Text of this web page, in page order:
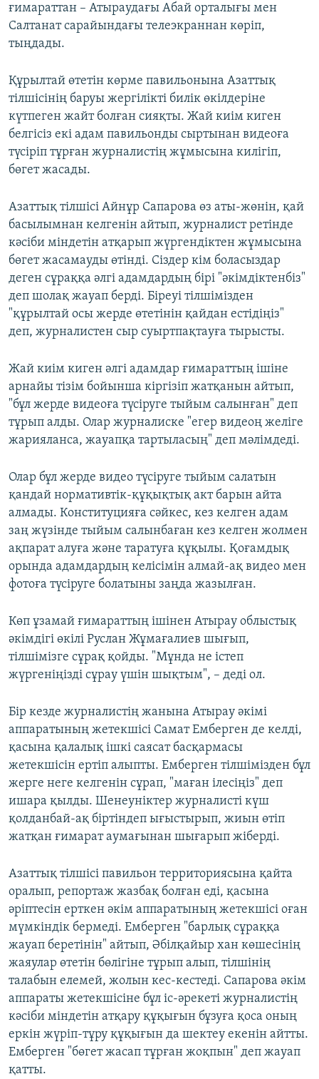
ғимараттан – Атыраудағы Абай орталығы мен
Салтанат сарайындағы телеэкраннан көріп,
тыңдады.
Құрылтай өтетін көрме павильонына Азаттық
тілшісінің баруы жергілікті билік өкілдеріне
күтпеген жайт болған сияқты. Жай киім киген
белгісіз екі адам павильонды сыртынан видеоға
түсіріп тұрған журналистің жұмысына килігіп,
бөгет жасады.
Азаттық тілшісі Айнұр Сапарова өз аты-жөнін, қай
басылымнан келгенін айтып, журналист ретінде
кәсіби міндетін атқарып жүргендіктен жұмысына
бөгет жасамауды өтінді. Сіздер кім боласыздар
деген сұраққа әлгі адамдардың бірі "әкімдіктенбіз"
деп шолақ жауап берді. Біреуі тілшімізден
"құрылтай осы жерде өтетінін қайдан естідіңіз"
деп, журналистен сыр суыртпақтауға тырысты.
Жай киім киген әлгі адамдар ғимараттың ішіне
арнайы тізім бойынша кіргізіп жатқанын айтып,
"бұл жерде видеоға түсіруге тыйым салынған" деп
тұрып алды. Олар журналиске "егер видеоң желіге
жарияланса, жауапқа тартыласың" деп мәлімдеді.
Олар бұл жерде видео түсіруге тыйым салатын
қандай нормативтік-құқықтық акт барын айта
алмады. Конституцияға сәйкес, кез келген адам
заң жүзінде тыйым салынбаған кез келген жолмен
ақпарат алуға және таратуға құқылы. Қоғамдық
орында адамдардың келісімін алмай-ақ видео мен
фотоға түсіруге болатыны заңда жазылған.
Көп ұзамай ғимараттың ішінен Атырау облыстық
әкімдігі өкілі Руслан Жұмағалиев шығып,
тілшімізге сұрақ қойды. "Мұнда не істеп
жүргеніңізді сұрау үшін шықтым", – деді ол.
Бір кезде журналистің жанына Атырау әкімі
аппаратының жетекшісі Самат Емберген де келді,
қасына қалалық ішкі саясат басқармасы
жетекшісін ертіп алыпты. Емберген тілшімізден бұл
жерге неге келгенін сұрап, "маған ілесіңіз" деп
ишара қылды. Шенеуніктер журналисті күш
қолданбай-ақ біртіндеп ығыстырып, жиын өтіп
жатқан ғимарат аумағынан шығарып жіберді.
Азаттық тілшісі павильон территориясына қайта
оралып, репортаж жазбақ болған еді, қасына
әріптесін ерткен әкім аппаратының жетекшісі оған
мүмкіндік бермеді. Емберген "барлық сұраққа
жауап беретінін" айтып, Әбілқайыр хан көшесінің
жаяулар өтетін бөлігіне тұрып алып, тілшінің
талабын елемей, жолын кес-кестеді. Сапарова әкім
аппараты жетекшісіне бұл іс-әрекеті журналистің
кәсіби міндетін атқару құқығын бұзуға қоса оның
еркін жүріп-тұру құқығын да шектеу екенін айтты.
Емберген "бөгет жасап тұрған жоқпын" деп жауап
қатты.